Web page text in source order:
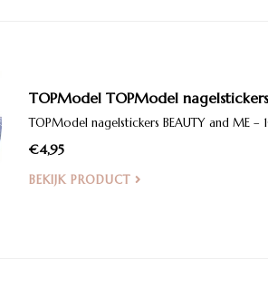
TOPModel TOPModel nagelstickers
TOPModel nagelstickers BEAUTY and ME
€4,95
BEKIJK PRODUCT